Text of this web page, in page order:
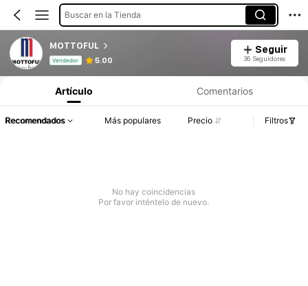
Buscar en la Tienda
MOTTOFUL
Vendedor 5.00
Seguir
36 Seguidores
Artículo Comentarios
Recomendados Más populares Precio Filtros
No hay coincidencias
Por favor inténtelo de nuevo.